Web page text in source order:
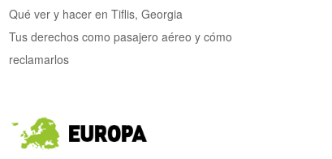
Qué ver y hacer en Tiflis, Georgia
Tus derechos como pasajero aéreo y cómo
reclamarlos